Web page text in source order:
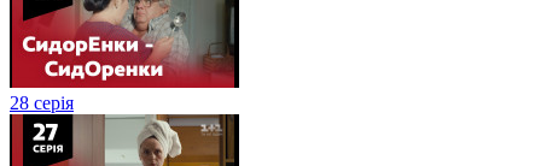
28 серія